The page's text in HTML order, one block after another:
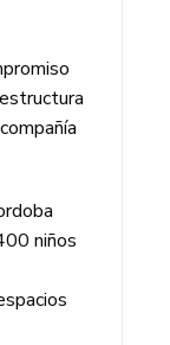
niños